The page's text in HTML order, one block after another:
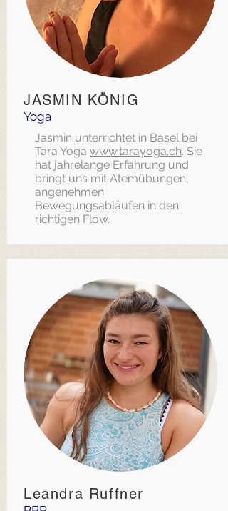
JASMIN KÖNIG
Yoga
Jasmin unterrichtet in Basel bei
Tara Yoga www.tarayoga.ch. Sie
hat jahrelange Erfahrung und
bringt uns mit Atemübungen,
angenehmen
Bewegungsabläufen in den
richtigen Flow.
Leandra Ruffner